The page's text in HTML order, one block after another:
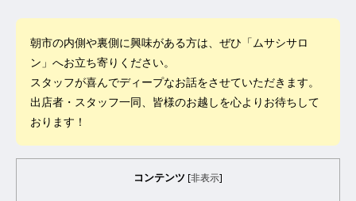
朝市の内側や裏側に興味がある方は、ぜひ「ムサシサロ
ン」へお立ち寄りください。
スタッフが喜んでディープなお話をさせていただきます。
出店者・スタッフ一同、皆様のお越しを心よりお待ちして
おります！
コンテンツ [非表示]